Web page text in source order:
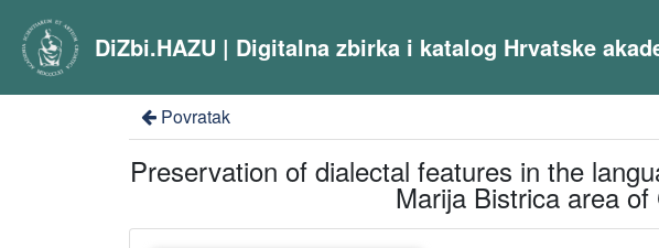
DiZbi.HAZU | Digitalna zbirka i katalog Hrvatske
Povratak
Preservation of dialectal features in the
Marija Bistrica area